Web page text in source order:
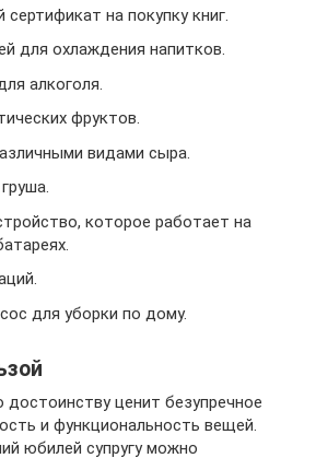
на покупку книг.
для охлаждения напитков.
алкоголя.
фруктов.
видами сыра.
которое работает на
для уборки по дому.
ценит безупречное
и функциональность вещей.
юбилей супругу можно